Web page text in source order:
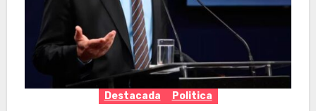
Destacada Politica